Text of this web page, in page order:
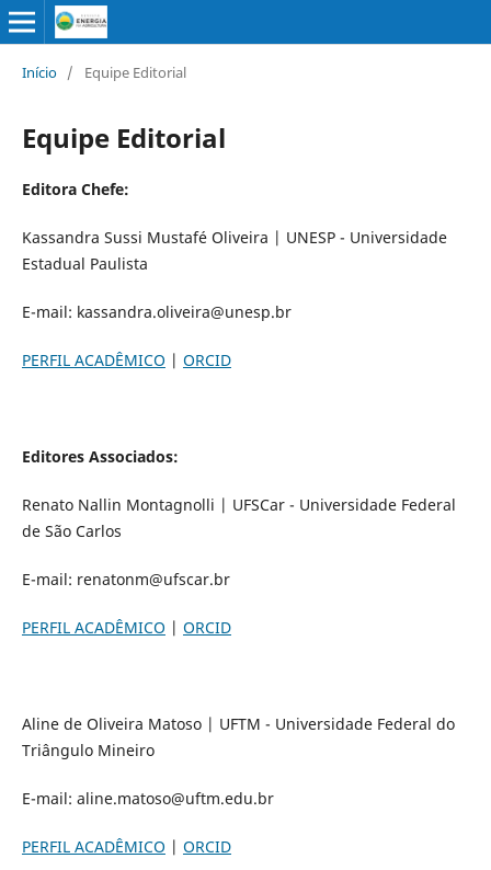
Início / Equipe Editorial
Equipe Editorial
Editora Chefe:
Kassandra Sussi Mustafé Oliveira | UNESP - Universidade
Estadual Paulista
E-mail: kassandra.oliveira@unesp.br
PERFIL ACADÊMICO | ORCID
Editores Associados:
Renato Nallin Montagnolli | UFSCar - Universidade Federal
de São Carlos
E-mail: renatonm@ufscar.br
PERFIL ACADÊMICO | ORCID
Aline de Oliveira Matoso | UFTM - Universidade Federal do
Triângulo Mineiro
E-mail: aline.matoso@uftm.edu.br
PERFIL ACADÊMICO | ORCID